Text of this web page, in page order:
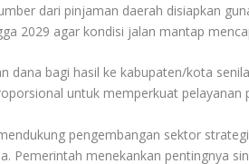
dari pinjaman daerah disiapkan
2029 agar kondisi jalan mantap
dana bagi hasil ke kabupaten/kota
untuk memperkuat pelayanan
pengembangan sektor
Pemerintah menekankan pentingnya